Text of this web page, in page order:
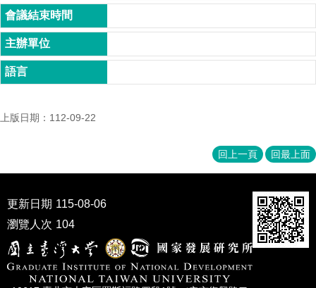
展
研
究
期
刊
專
上版日期：112-09-22
回上一頁 回最上面
更新日期 115-08-06
瀏覽人次 104